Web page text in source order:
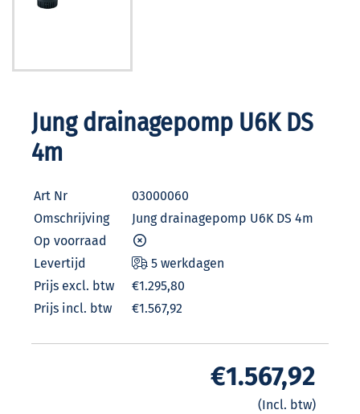
Jung drainagepomp U6K DS
4m
Art Nr
03000060
Omschrijving
Jung drainagepomp U6K DS 4m
Op voorraad
Levertijd
5 werkdagen
Prijs excl. btw
€1.295,80
Prijs incl. btw
€1.567,92
€1.567,92
(Incl. btw)